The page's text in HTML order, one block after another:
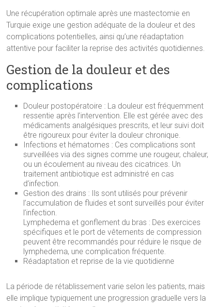
Une récupération optimale après une mastectomie en
Turquie exige une gestion adéquate de la douleur et des
complications potentielles, ainsi qu’une réadaptation
attentive pour faciliter la reprise des activités quotidiennes.
Gestion de la douleur et des
complications
Douleur postopératoire : La douleur est fréquemment
ressentie après l’intervention. Elle est gérée avec des
médicaments analgésiques prescrits, et leur suivi doit
être rigoureux pour éviter la douleur chronique.
Infections et hématomes : Ces complications sont
surveillées via des signes comme une rougeur, chaleur,
ou un écoulement au niveau des cicatrices. Un
traitement antibiotique est administré en cas
d’infection.
Gestion des drains : Ils sont utilisés pour prévenir
l’accumulation de fluides et sont surveillés pour éviter
l’infection.
Lymphedema et gonflement du bras : Des exercices
spécifiques et le port de vêtements de compression
peuvent être recommandés pour réduire le risque de
lymphedema, une complication fréquente.
Réadaptation et reprise de la vie quotidienne
La période de rétablissement varie selon les patients, mais
elle implique typiquement une progression graduelle vers la